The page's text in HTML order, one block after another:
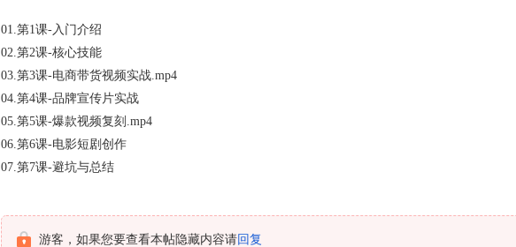
01.第1课-入门介绍
02.第2课-核心技能
03.第3课-电商带货视频实战.mp4
04.第4课-品牌宣传片实战
05.第5课-爆款视频复刻.mp4
06.第6课-电影短剧创作
07.第7课-避坑与总结
游客，如果您要查看本帖隐藏内容请回复